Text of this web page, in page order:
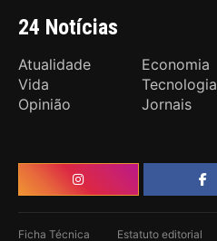
24 Notícias
Atualidade Economia
Vida
Tecnologia
Opinião
Jornais
Ficha Técnica Estatuto editorial